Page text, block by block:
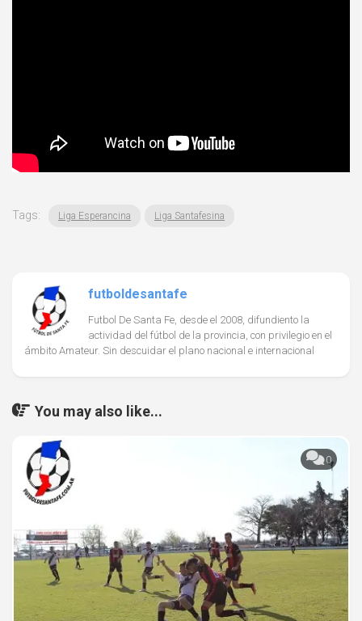
Tags: Liga Esperancina Liga Santafesina
futboldesantafe
Futbol De Santa Fe, desde el 2008, difundiento la
actividad del fútbol de la provincia, con privilegio en el
ámbito Amateur. Sin descuidar el plano nacional e internacional
You may also like...
0